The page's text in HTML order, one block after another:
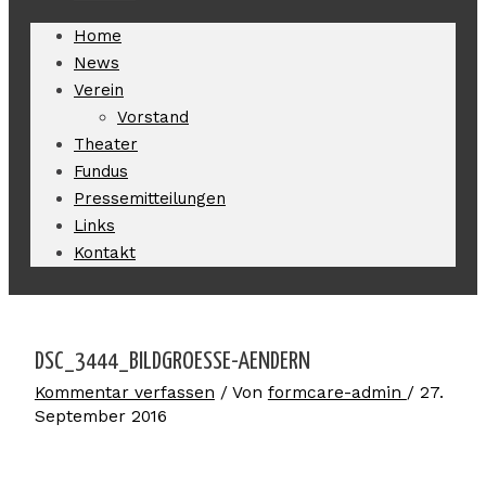
Home
News
Verein
Vorstand
Theater
Fundus
Pressemitteilungen
Links
Kontakt
DSC_3444_BILDGROESSE-AENDERN
Kommentar verfassen / Von formcare-admin / 27.
September 2016